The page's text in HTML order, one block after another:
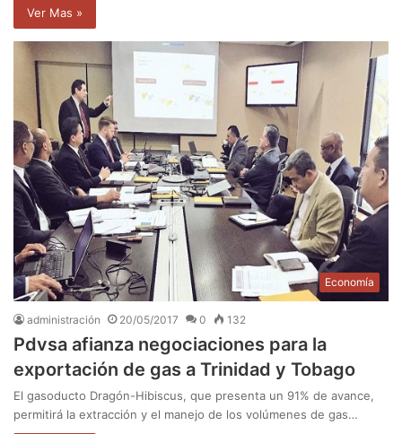
Ver Mas »
Economía
administración 20/05/2017 0 132
Pdvsa afianza negociaciones para la
exportación de gas a Trinidad y Tobago
El gasoducto Dragón-Hibiscus, que presenta un 91% de avance,
permitirá la extracción y el manejo de los volúmenes de gas…